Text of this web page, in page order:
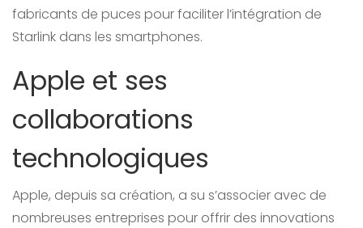
fabricants de puces pour faciliter l’intégration de
Starlink dans les smartphones.
Apple et ses
collaborations
technologiques
Apple, depuis sa création, a su s’associer avec de
nombreuses entreprises pour offrir des innovations